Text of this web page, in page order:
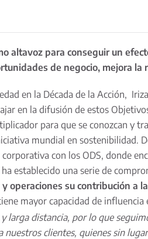
altavoz para conseguir un
de negocio, mejora
en la Década de la Acción,
en la difusión de estos
para que se conozcan y
mundial en sostenibilidad.
con los ODS, donde
establecido una serie de
operaciones su contribución a
mayor capacidad de influencia
distancia, por lo que
clientes, quienes sin